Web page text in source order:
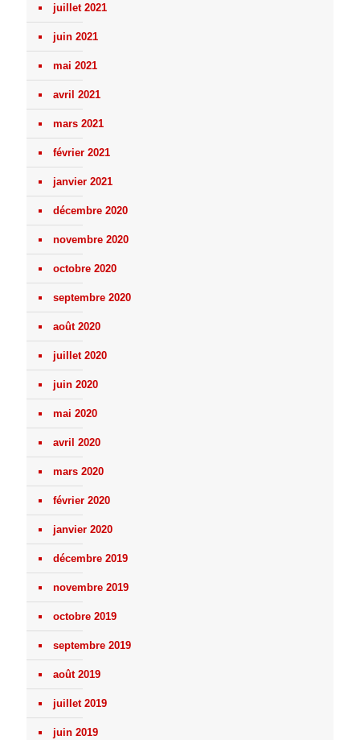
juillet 2021
juin 2021
mai 2021
avril 2021
mars 2021
février 2021
janvier 2021
décembre 2020
novembre 2020
octobre 2020
septembre 2020
août 2020
juillet 2020
juin 2020
mai 2020
avril 2020
mars 2020
février 2020
janvier 2020
décembre 2019
novembre 2019
octobre 2019
septembre 2019
août 2019
juillet 2019
juin 2019